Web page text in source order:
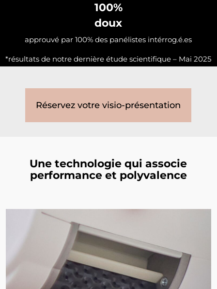
100%
doux
approuvé par 100% des panélistes intérrog.é.es
*résultats de notre dernière étude scientifique – Mai 2025
Réservez votre visio-présentation
Une technologie qui associe
performance et polyvalence